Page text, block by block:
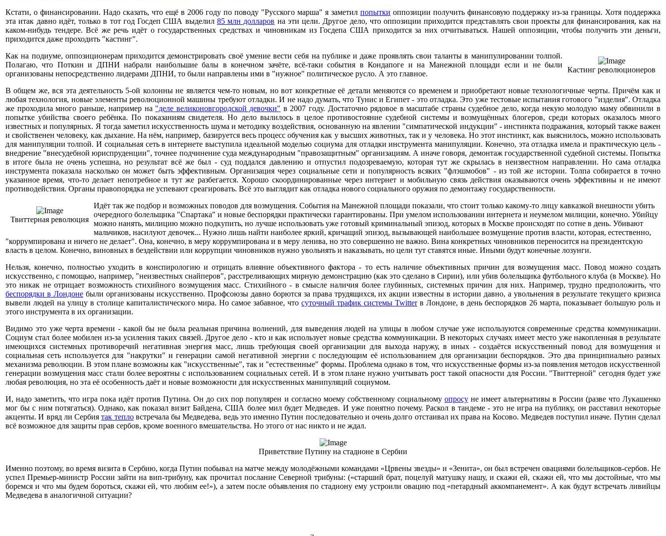
Кстати, о финансировании. Надо сказать, что ещё в 2006 году по поводу "Русского марша" я заметил попытки оппозиции получить финансовую поддержку из-за границы. Хотя поддержка
эта итак давно идёт, только в тот год Госдеп США выделил 85 млн долларов на эти цели. Другое дело, что оппозиции приходится представлять свои проекты для финансирования, как на
каком-нибудь тендере. Всё же речь идёт о государственных средствах и чиновникам из Госдепа США приходится за них отчитываться. Нашей оппозиции, чтобы получить эти деньги,
приходится даже проходить "кастинг".
Кастинг революционеров
Как на подиуме, оппозиционерам приходится демонстрировать своё умение вести себя на публике и даже проявлять свои таланты в манипулировании толпой.
Полагаю, что Поткин и ДПНИ набрали наибольшие балы в конечном зачёте, всё-таки события в Кондапоге и на Манежной площади если и не были
организованы непосредственно лидерами ДПНИ, то были направлены ими в "нужное" политическое русло. А это главное.
В общем же, вся эта деятельность 5-ой колонны не является чем-то новым, но вот конкретные её детали меняются со временем и приобретают новые технологичные черты. Причём как и
любая технология, новые элементы революционной машины требуют отладки. И не надо думать, что Тунис и Египет - это отладка. Это уже тестовые испытания готового "изделия". Отладка
же проходила много раньше, например на "деле великоновгородской девочки" в 2007 году. Достаточно рядовое в масштабе страны судебное дело, когда некую молодую маму обвинили в
попытке убийства своего ребёнка. По показаниям свидетеля. Но дело вылилось в целое противостояние судебной системы и возмущённых блогеров, среди которых оказалось много
известных и популярных. Я тогда заметил искусственность шума и методику воздействия, основанную на явлении "симпатической индукции" - инстинкта подражания, который также важен
и свойственен человеку, как дыхание. На нём, например, базируется весь процесс обучения как у высших животных, так и у человека. Но этот инстинкт, как выяснилось, можно использовать
для манипуляции толпой. И социальная сеть в интернете выступила идеальной моделью социума для отладки инструмента манипуляции. Конечно, эта отладка имела и практическую цель -
внедрение "внесудебной юриспруденции", точнее подчинение суда международным "правозащитным" организациям. А иначе говоря, демонтаж государственной судебной системы. Попытка
в итоге была не очень успешна, но результат всё же был - суд поддался давлению и отпустил подозреваемую, которая тут же скрылась в неизвестном направлении. Но сама отладка
инструмента показала насколько он может быть эффективным. Организация через социальные сети и популярность всяких "флэшмобов" - из той же истории. Толпа собирается в точно
указанное время, что-то делает непотребное и тут же разбегается. Хорошо скоординированные через интернет и мобильную связь действия оказываются очень эффективны и не имеют
противодействия. Органы правопорядка не успевают среагировать. Всё это выглядит как отладка нового социального оружия по демонтажу государственности.
Твиттерная революция
Идёт так же подбор и возможных поводов для возмущения. События на Манежной площади показали, что стоит только какому-то лицу кавказкой внешности убить
очередного болельщика "Спартака" и новые беспорядки практически гарантированы. При умелом использовании интернета и неумелом милиции, конечно. Убийцу
можно нанять, милицию можно подкупить, но лучше использовать уже готовый криминальный эпизод, которых в Москве происходят по сотне в день. Убивают
мальчиков, насилуют девочек... Нужно лишь найти наиболее яркий, кричащий эпизод, вызывающей наибольшее возмущение против власти, которая, естественно,
"коррумпирована и ничего не делает". Она, конечно, в меру коррумпирована и в меру ленива, но это совершенно не важно. Вина конкретных чиновников переносится на президентскую
власть в целом. Конечно, виновных в бездействии или коррупции чиновников нужно увольнять и наказывать, но цели тут ставятся иные. Иными будут конечные лозунги.
Нельзя, конечно, полностью уходить в конспирологию и отрицать влияние объективного фактора - то есть наличие объективных причин для возмущения масс. Повод можно создать
искусственно, с помощью, например, "неизвестных снайперов", расстреливающих мирную демонстрацию (как это сделано в Сирии), или убив болельщика футбольного клуба (в Москве). Но
это никак не отрицает возможность стихийного возмущения масс. Стихийного - в смысле наличия более глубинных, системных причин для них. Например, трудно предположить, что
беспорядки в Лондонебыли организованы искусственно. Профсоюзы давно борются за права трудящихся, их акции известны в истории давно, а увольнения в результате текущего кризиса
вывели людей на улицу в столице капиталистического мира. Но самое забавное, что суточный трафик системы Twitterв Лондоне, в день беспорядков 26 марта, показывает большую роль и
этого инструмента в их организации.
Видимо это уже черта времени - какой бы не была реальная причина волнений, для выведения людей на улицы в любом случае уже используются современные средства коммуникации.
Социум стал более мобилен из-за усиления таких связей. Другое дело - кто и как использует новые средства коммуникации. В некоторых случаях имеет место уже накопленная в результате
имеющихся системных противоречий негативная энергия масс, лишь требующая своей организации для выхода наружу, в иных - создаётся искусственный повод для возмущения и
социальная сеть используется для "накрутки" и генерации самой негативной энергии с последующим её использованием для организации беспорядков. Это два принципиально разных
механизма революции. В этом плане возможны как "искусственные", так и "естественные" формы. Проблема однако в том, что искусственные формы из-за появления методов искусственной
генерации возмущения масс стали более вероятны с использованием социальных сетей. И в этом плане нужно учитывать рост такой опасности для России. "Твиттерной" сегодня будет уже
любая революция, но эта её особенность даёт и новые возможности для искусственных манипуляций социумом.
И, надо заметить, что игра пока идёт против Путина. Он до сих пор популярен и согласно моему собственному социальному опросуне имеет альтернативы в России (разве что Лукашенко
мог бы с ним потягаться). Однако, как показал визит Байдена, США более мил будет Медведев. И уже понятно почему. Раскол в тандеме - это не игра на публику, он расставил некоторые
акценты. И вряд ли Сербиятак тепловстречала бы Медведева, ведь это именно Путин последовательно и очень долго отстаивал их права на Косово. Медведев поступил иначе. Путин сделал
всё возможное для защиты прав сербов, кроме военного вмешательства. Но этого от нас никто и не ждал.
Приветствие Путину на стадионе в Сербии
Именно поэтому, во время визита в Сербию, когда Путин побывал на матче между молодёжными командами «Црвены звезды» и «Зенита», он был встречен овациями болельщиков-сербов. Не
успел Премьер-министр России зайти на вип-трибуну, как прочитал послание Северной трибуны: («старший брат, поцелуй матушку нашу, и скажи ей, скажи ей, что мы достойные, что мы
боремся и что мы будем бороться, скажи ей, что любим ее!»), а затем после объявления по стадиону ему устроили овацию под «петардный аккомпанемент». А как будут встречать ливийцы
Медведева в аналогичной ситуации?